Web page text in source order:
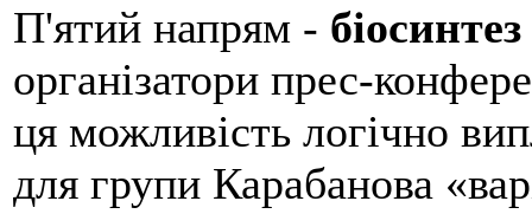
П'ятий напрям -
організатори прес-
ця можливість логічно
для групи Карабанова